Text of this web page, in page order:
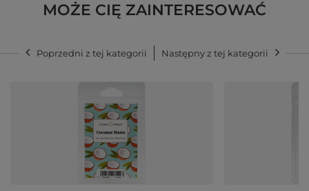
MOŻE CIĘ ZAINTERESOWAĆ
Poprzedni z tej kategorii Następny z tej kategorii